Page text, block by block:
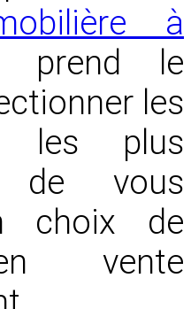
à
prend le
les
les plus
de vous
choix de
vente